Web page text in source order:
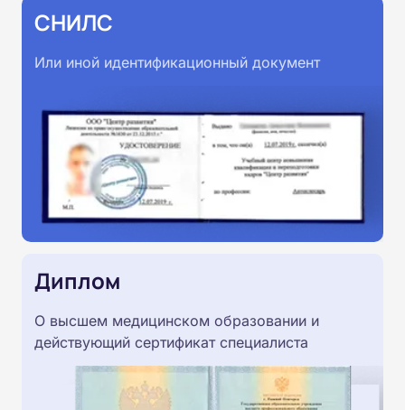
СНИЛС
Или иной идентификационный документ
Диплом
О высшем медицинском образовании и
действующий сертификат специалиста